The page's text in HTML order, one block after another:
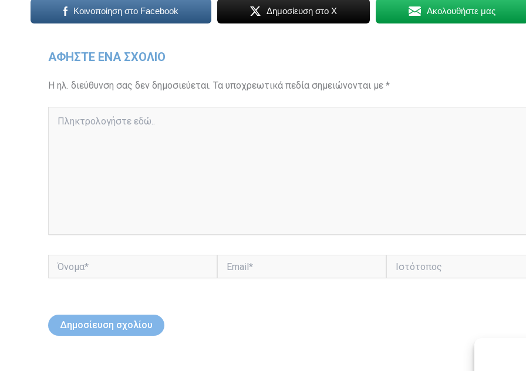
Κοινοποίηση στο Facebook Δημοσίευση στο X Ακολουθήστε μας
ΑΦΉΣΤΕ ΈΝΑ ΣΧΌΛΙΟ
Η ηλ. διεύθυνση σας δεν δημοσιεύεται. Τα υποχρεωτικά πεδία σημειώνονται με *
εδώ..